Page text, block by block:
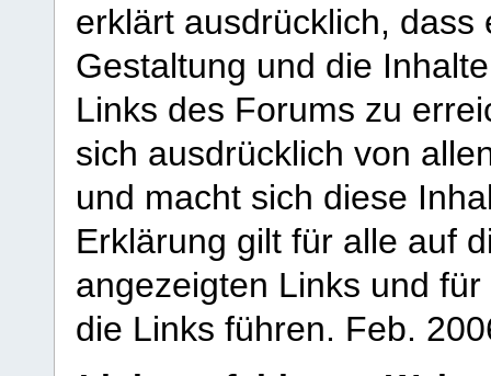
erklärt ausdrücklich,
Gestaltung und die
Links des Forums zu
sich ausdrücklich von
und macht sich diese
Erklärung gilt für alle auf
angezeigten Links und
die Links führen. Feb.